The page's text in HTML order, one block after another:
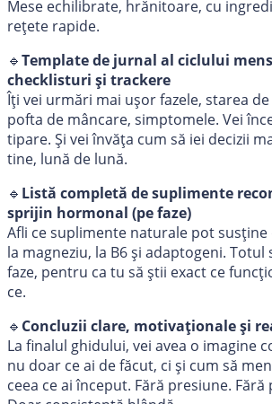
Mese echilibrate, hrănitoare, cu
rețete rapide.
🔹Template de jurnal al ciclului
checklisturi și trackere
Îți vei urmări mai ușor fazele, starea
pofta de mâncare, simptomele. Vei
tipare. Și vei învăța cum să iei decizii
tine, lună de lună.
🔹 Listă completă de suplimente
sprijin hormonal (pe faze)
Afli ce suplimente naturale pot
la magneziu, la B6 și adaptogeni.
faze, pentru ca tu să știi exact ce
ce.
🔹 Concluzii clare, motivaționale și
La finalul ghidului, vei avea o imagine
nu doar ce ai de făcut, ci și cum să
ceea ce ai început. Fără presiune.